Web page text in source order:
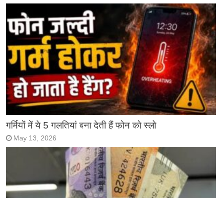
गर्मियों में ये 5 गलतियां बना देती हैं फोन को स्लो
May 13, 2026